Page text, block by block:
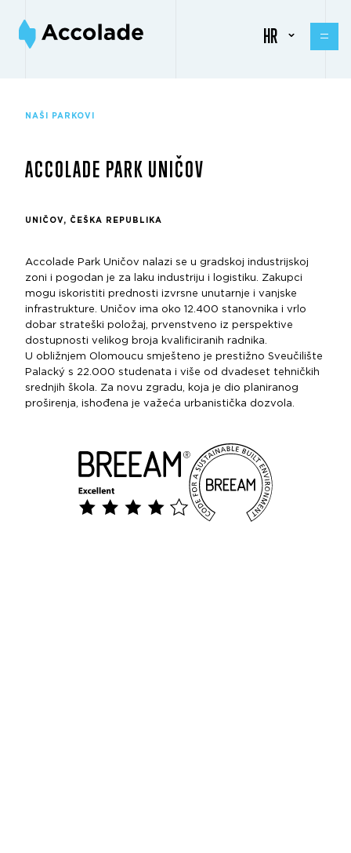
HR
NAŠI PARKOVI
ACCOLADE PARK UNIČOV
UNIČOV, ČEŠKA REPUBLIKA
Accolade Park Uničov nalazi se u gradskoj industrijskoj
zoni i pogodan je za laku industriju i logistiku. Zakupci
mogu iskoristiti prednosti izvrsne unutarnje i vanjske
infrastrukture. Uničov ima oko 12.400 stanovnika i vrlo
dobar strateški položaj, prvenstveno iz perspektive
dostupnosti velikog broja kvalificiranih radnika.
U obližnjem Olomoucu smješteno je prestižno Sveučilište
Palacký s 22.000 studenata i više od dvadeset tehničkih
srednjih škola. Za novu zgradu, koja je dio planiranog
proširenja, ishođena je važeća urbanistička dozvola.